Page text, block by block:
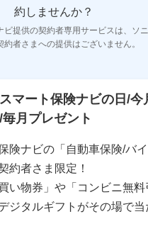
者の範囲】
NTTドコモが提供する保険関
登録受付および管理のため
会社・提携会社の保険その他
ため、また維持管理等の委託業
に付帯、関連する当社、株式
会社のサービスを案内、提供
取得したサービス利用履歴、ウ
買履歴、ご契約内容等のパー
お客さまの趣味・嗜好・傾向
約しませんか？
ビ提供の契約者専用サービスは、ソ
者さまへの提供はございません。
スマート保険ナビの日/今
月プレゼント
険ナビの「自動車保険/バ
約者さま限定！
い物券」や「コンビニ無料
ジタルギフトがその場で当